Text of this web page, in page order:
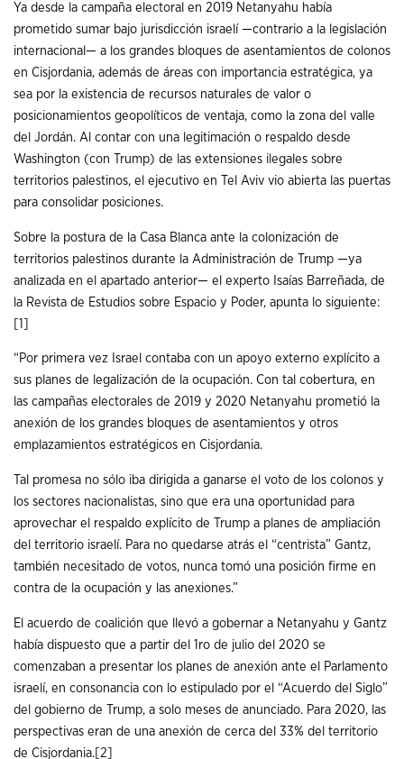
Ya desde la campaña electoral en 2019 Netanyahu había
prometido sumar bajo jurisdicción israelí —contrario a la legislación
internacional— a los grandes bloques de asentamientos de colonos
en Cisjordania, además de áreas con importancia estratégica, ya
sea por la existencia de recursos naturales de valor o
posicionamientos geopolíticos de ventaja, como la zona del valle
del Jordán. Al contar con una legitimación o respaldo desde
Washington (con Trump) de las extensiones ilegales sobre
territorios palestinos, el ejecutivo en Tel Aviv vio abierta las puertas
para consolidar posiciones.
Sobre la postura de la Casa Blanca ante la colonización de
territorios palestinos durante la Administración de Trump —ya
analizada en el apartado anterior— el experto Isaías Barreñada, de
la Revista de Estudios sobre Espacio y Poder, apunta lo siguiente:
[1]
“Por primera vez Israel contaba con un apoyo externo explícito a
sus planes de legalización de la ocupación. Con tal cobertura, en
las campañas electorales de 2019 y 2020 Netanyahu prometió la
anexión de los grandes bloques de asentamientos y otros
emplazamientos estratégicos en Cisjordania.
Tal promesa no sólo iba dirigida a ganarse el voto de los colonos y
los sectores nacionalistas, sino que era una oportunidad para
aprovechar el respaldo explícito de Trump a planes de ampliación
del territorio israelí. Para no quedarse atrás el “centrista” Gantz,
también necesitado de votos, nunca tomó una posición firme en
contra de la ocupación y las anexiones.”
El acuerdo de coalición que llevó a gobernar a Netanyahu y Gantz
había dispuesto que a partir del 1ro de julio del 2020 se
comenzaban a presentar los planes de anexión ante el Parlamento
israelí, en consonancia con lo estipulado por el “Acuerdo del Siglo”
del gobierno de Trump, a solo meses de anunciado. Para 2020, las
perspectivas eran de una anexión de cerca del 33% del territorio
de Cisjordania.[2]